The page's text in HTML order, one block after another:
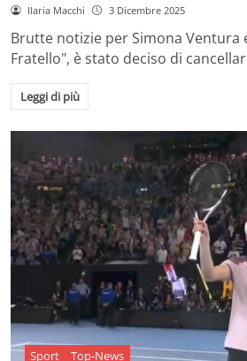
Ilaria Macchi 3 Dicembre 2025
Brutte notizie per Simona Ventura
Fratello", è stato deciso di
Leggi di più
Sport Top-News